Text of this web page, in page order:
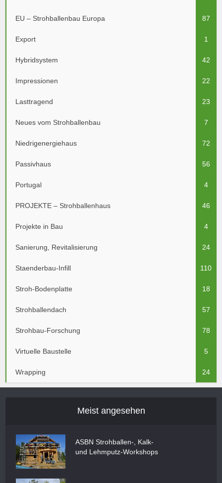
EU – Strohballenbau Europa 87
Export 1
Hybridsystem 42
Impressionen 22
Lasttragend 23
Neues vom Strohballenbau 7
Niedrigenergiehaus 72
Passivhaus 56
Portugal 4
PROJEKTE – Strohballenhaus 46
Projekte in Bau 4
Sanierung, Revitalisierung 24
Staenderbau-Infill 110
Stroh-Bodenplatte 18
Strohballendach 57
Strohbau-Forschung 78
Virtuelle Baustelle 5
Wrapping 24
Meist angesehen
ASBN Strohballen-, Kalk-
und Lehmputz-Workshops